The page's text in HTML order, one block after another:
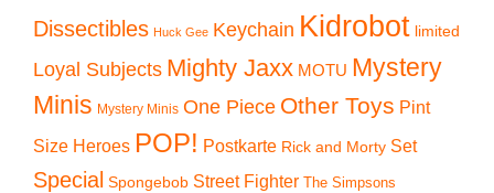
Dissectibles Huck Gee Keychain Kidrobot limited
Loyal Subjects Mighty Jaxx MOTU Mystery
Minis Mystery Minis One Piece Other Toys Pint
Size Heroes POP! Postkarte Rick and Morty Set
Special Spongebob Street Fighter The Simpsons